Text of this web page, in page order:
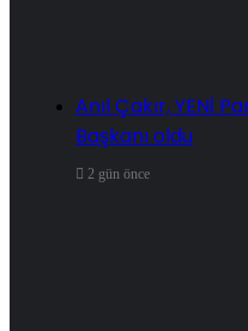
Anıl Çakır, YENİ
Başkanı oldu
2 gün önce